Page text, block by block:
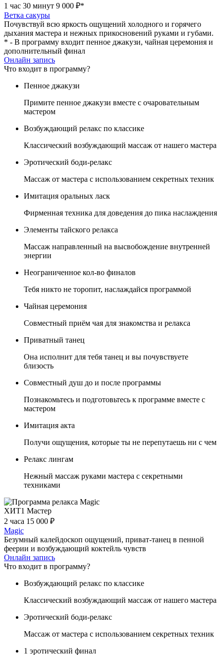
1 час 30 минут 9 000 ₽*
Ветка сакуры
Почувствуй всю яркость ощущений холодного и горячего
дыхания мастера и нежных прикосновений руками и губами.
* - В программу входит пенное джакузи, чайная церемония и
дополнительный финал
Онлайн запись
Что входит в программу?
Пенное джакузи
Примите пенное джакузи вместе с очаровательным
мастером
Возбуждающий релакс по классике
Классический возбуждающий массаж от нашего мастера
Эротический боди-релакс
Массаж от мастера с использованием секретных техник
Имитация оральных ласк
Фирменная техника для доведения до пика наслаждения
Элементы тайского релакса
Массаж направленный на высвобождение внутренней
энергии
Неограниченное кол-во финалов
Тебя никто не торопит, наслаждайся программой
Чайная церемония
Совместный приём чая для знакомства и релакса
Приватный танец
Она исполнит для тебя танец и вы почувствуете
близость
Совместный душ до и после программы
Познакомьтесь и подготовьтесь к программе вместе с
мастером
Имитация акта
Получи ощущения, которые ты не перепутаешь ни с чем
Релакс лингам
Нежный массаж руками мастера с секретными
техниками
ХИТ1 Мастер
2 часа 15 000 ₽
Magic
Безумный калейдоскоп ощущений, приват-танец в пенной
феерии и возбуждающий коктейль чувств
Онлайн запись
Что входит в программу?
Возбуждающий релакс по классике
Классический возбуждающий массаж от нашего мастера
Эротический боди-релакс
Массаж от мастера с использованием секретных техник
1 эротический финал